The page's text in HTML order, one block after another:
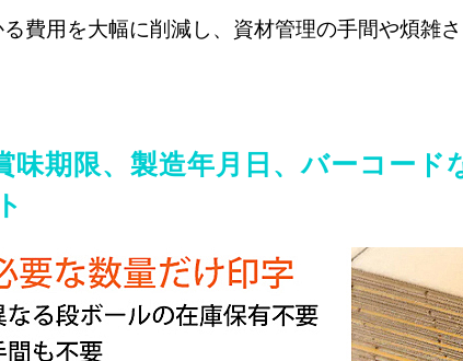
費用を大幅に削減し、資材管理の手間や煩雑さ
味期限、製造年月日、バーコー